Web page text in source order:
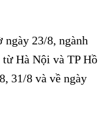
ngày 23/8, ngành
từ Hà Nội và TP Hồ
31/8 và về ngày